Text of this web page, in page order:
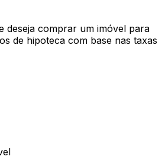
deseja comprar um imóvel para
de hipoteca com base nas taxas